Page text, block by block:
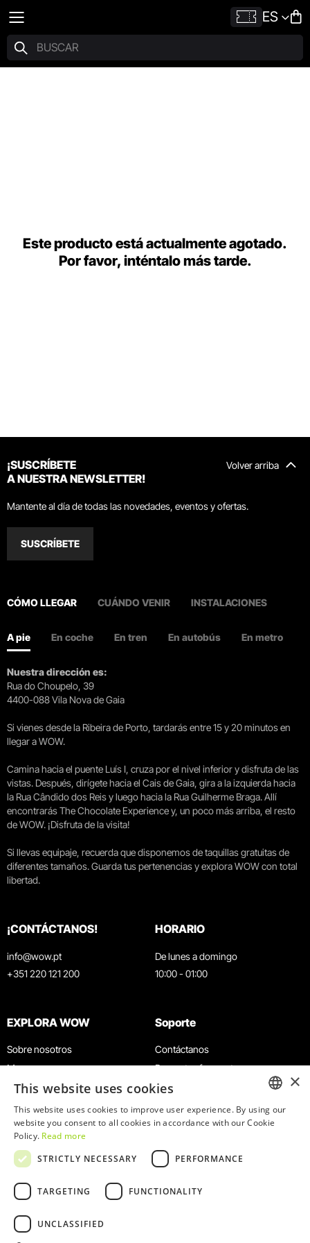
ES
Este producto está actualmente agotado.
Por favor, inténtalo más tarde.
Volver arriba
¡SUSCRÍBETE
A NUESTRA NEWSLETTER!
Mantente al día de todas las novedades, eventos y ofertas.
SUSCRÍBETE
CÓMO LLEGAR CUÁNDO VENIR INSTALACIONES
A pie En coche En tren En autobús En metro
Nuestra dirección es:
Rua do Choupelo, 39
4400-088 Vila Nova de Gaia
Si vienes desde la Ribeira de Porto, tardarás entre 15 y 20 minutos en
llegar a WOW.
Camina hacia el puente Luís I, cruza por el nivel inferior y disfruta de las
vistas. Después, dirígete hacia el Cais de Gaia, gira a la izquierda hacia
la Rua Cândido dos Reis y luego hacia la Rua Guilherme Braga. Allí
encontrarás The Chocolate Experience y, un poco más arriba, el resto
de WOW. ¡Disfruta de la visita!
Si llevas equipaje, recuerda que disponemos de taquillas gratuitas de
diferentes tamaños. Guarda tus pertenencias y explora WOW con total
libertad.
¡CONTÁCTANOS!
info@wow.pt
+351 220 121 200
HORARIO
De lunes a domingo
10:00 - 01:00
EXPLORA WOW
Sobre nosotros
Museos
Agenda
Noticias
Restaurantes
Tarjeta WOW
Grupos y eventos
Servicio educativo
Soporte
Contáctanos
Preguntas frecuentes
Términos y condiciones
Política de privacidad y cookies
Trabaja con nosotros
Libro de reclamaciones
ENGLISH
×
This website uses cookies
This website uses cookies to improve user experience. By using our
website you consent to all cookies in accordance with our Cookie
Policy. Read more
STRICTLY NECESSARY
PERFORMANCE
TARGETING FUNCTIONALITY
UNCLASSIFIED